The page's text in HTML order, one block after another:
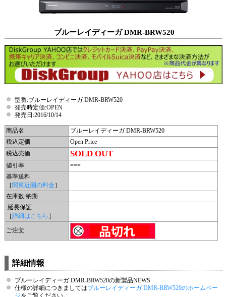
ブルーレイディーガ DMR-BRW520
型番:ブルーレイディーガ DMR-BRW520
発売時定価:OPEN
発売日:2016/10/14
商品名
ブルーレイディーガ DMR-BRW520
税込定価
Open Price
税込売価
SOLD OUT
値引率
===
基準送料
［ 関東近圏の料金］
在庫数:納期
延長保証
［詳細はこちら ］
ご注文
詳細情報
ブルーレイディーガ DMR-BRW520の新製品NEWS
仕様の詳細につきましてはブルーレイディーガ DMR-BRW520のホームペー
ジをご覧ください。